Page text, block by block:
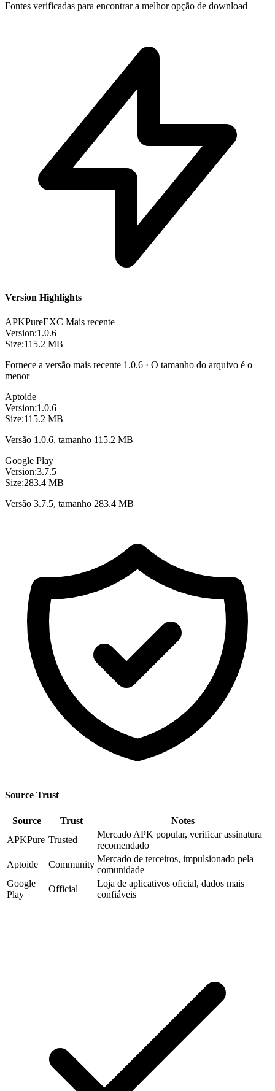
Fontes verificadas para encontrar a melhor opção de download
Version Highlights
APKPureEXC Mais recente
Version:1.0.6
Size:115.2 MB
Fornece a versão mais recente 1.0.6 · O tamanho do arquivo é o
menor
Aptoide
Version:1.0.6
Size:115.2 MB
Versão 1.0.6, tamanho 115.2 MB
Google Play
Version:3.7.5
Size:283.4 MB
Versão 3.7.5, tamanho 283.4 MB
Source Trust
Source Trust
Notes
APKPure Trusted
Mercado APK popular, verificar assinatura
recomendado
Aptoide
Community
Mercado de terceiros, impulsionado pela
comunidade
Google
Play
Official
Loja de aplicativos oficial, dados mais
confiáveis